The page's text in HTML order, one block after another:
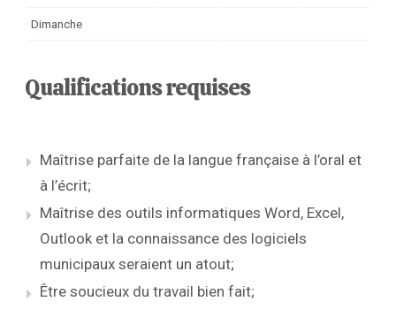
Dimanche
Qualifications requises
Maîtrise parfaite de la langue française à l’oral et
à l’écrit;
Maîtrise des outils informatiques Word, Excel,
Outlook et la connaissance des logiciels
municipaux seraient un atout;
Être soucieux du travail bien fait;